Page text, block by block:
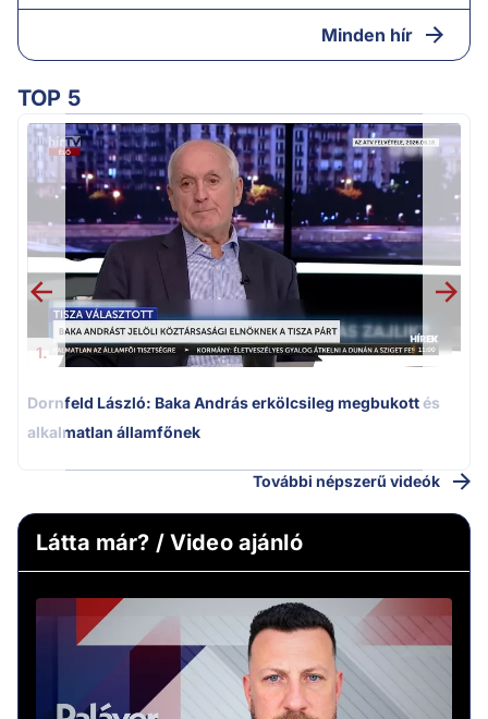
Minden hír
TOP 5
1.
Dornfeld László: Baka András erkölcsileg megbukott és
alkalmatlan államfőnek
További népszerű videók
Látta már? / Video ajánló